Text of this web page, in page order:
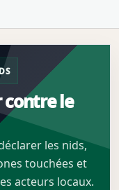
contre le
les nids,
touchées et
acteurs locaux.